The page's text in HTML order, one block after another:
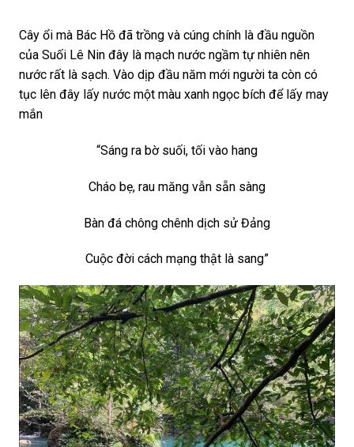
Cây ổi mà Bác Hồ đã trồng và cúng chính là đầu nguồn
của Suối Lê Nin đây là mạch nước ngầm tự nhiên nên
nước rất là sạch. Vào dịp đầu năm mới người ta còn có
tục lên đây lấy nước một màu xanh ngọc bích để lấy may
mắn
“Sáng ra bờ suối, tối vào hang
Cháo bẹ, rau măng vẫn sẵn sàng
Bàn đá chông chênh dịch sử Đảng
Cuộc đời cách mạng thật là sang”